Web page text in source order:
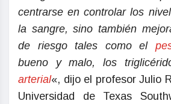
centrarse en controlar los
la sangre, sino también
de riesgo tales como el
bueno y malo, los
arterial«, dijo el profesor Julio
Universidad de Texas